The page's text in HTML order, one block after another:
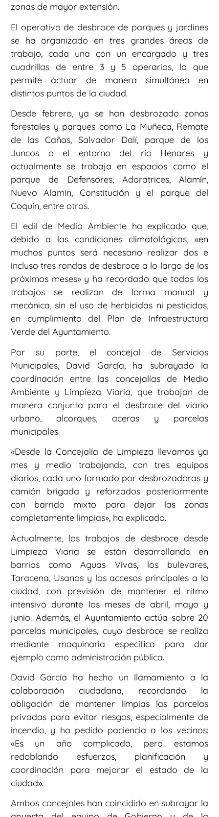
zonas de mayor extensión.
El operativo de desbroce de parques y jardines
se ha organizado en tres grandes áreas de
trabajo, cada una con un encargado y tres
cuadrillas de entre 3 y 5 operarios, lo que
permite actuar de manera simultánea en
distintos puntos de la ciudad.
Desde febrero, ya se han desbrozado zonas
forestales y parques como La Muñeca, Remate
de las Cañas, Salvador Dalí, parque de los
Juncos o el entorno del río Henares y
actualmente se trabaja en espacios como el
parque de Defensores, Adoratrices, Alamín,
Nuevo Alamín, Constitución y el parque del
Coquín, entre otros.
El edil de Medio Ambiente ha explicado que,
debido a las condiciones climatológicas, «en
muchos puntos será necesario realizar dos e
incluso tres rondas de desbroce a lo largo de los
próximos meses» y ha recordado que todos los
trabajos se realizan de forma manual y
mecánica, sin el uso de herbicidas ni pesticidas,
en cumplimiento del Plan de Infraestructura
Verde del Ayuntamiento.
Por su parte, el concejal de Servicios
Municipales, David García, ha subrayado la
coordinación entre las concejalías de Medio
Ambiente y Limpieza Viaria, que trabajan de
manera conjunta para el desbroce del viario
urbano, alcorques, aceras y parcelas
municipales.
«Desde la Concejalía de Limpieza llevamos ya
mes y medio trabajando, con tres equipos
diarios, cada uno formado por desbrozadoras y
camión brigada y reforzados posteriormente
con barrido mixto para dejar las zonas
completamente limpias», ha explicado.
Actualmente, los trabajos de desbroce desde
Limpieza Viaria se están desarrollando en
barrios como Aguas Vivas, los bulevares,
Taracena, Usanos y los accesos principales a la
ciudad, con previsión de mantener el ritmo
intensivo durante los meses de abril, mayo y
junio. Además, el Ayuntamiento actúa sobre 20
parcelas municipales, cuyo desbroce se realiza
mediante maquinaria específica para dar
ejemplo como administración pública.
David García ha hecho un llamamiento a la
colaboración ciudadana, recordando la
obligación de mantener limpias las parcelas
privadas para evitar riesgos, especialmente de
incendio, y ha pedido paciencia a los vecinos:
«Es un año complicado, pero estamos
redoblando esfuerzos, planificación y
coordinación para mejorar el estado de la
ciudad».
Ambos concejales han coincidido en subrayar la